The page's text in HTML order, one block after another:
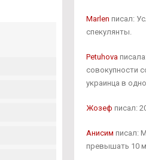
Marlen писал:
спекулянты.
Petuhova
совокупности
украинца в
Жозеф писал:
Анисим писал:
превышать 10